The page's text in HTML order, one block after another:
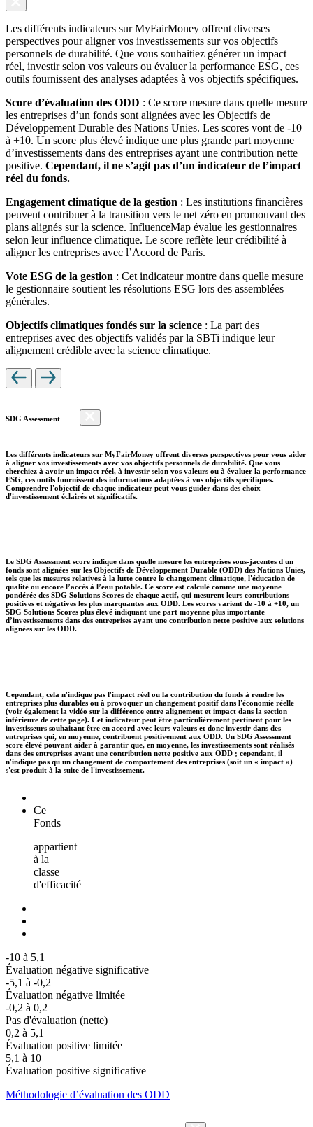
Les différents indicateurs sur MyFairMoney offrent diverses
perspectives pour aligner vos investissements sur vos objectifs
personnels de durabilité. Que vous souhaitiez générer un impact
réel, investir selon vos valeurs ou évaluer la performance ESG, ces
outils fournissent des analyses adaptées à vos objectifs spécifiques.
Score d’évaluation des ODD : Ce score mesure dans quelle mesure
les entreprises d’un fonds sont alignées avec les Objectifs de
Développement Durable des Nations Unies. Les scores vont de -10
à +10. Un score plus élevé indique une plus grande part moyenne
d’investissements dans des entreprises ayant une contribution nette
positive. Cependant, il ne s’agit pas d’un indicateur de l’impact
réel du fonds.
Engagement climatique de la gestion : Les institutions financières
peuvent contribuer à la transition vers le net zéro en promouvant des
plans alignés sur la science. InfluenceMap évalue les gestionnaires
selon leur influence climatique. Le score reflète leur crédibilité à
aligner les entreprises avec l’Accord de Paris.
Vote ESG de la gestion : Cet indicateur montre dans quelle mesure
le gestionnaire soutient les résolutions ESG lors des assemblées
générales.
Objectifs climatiques fondés sur la science : La part des
entreprises avec des objectifs validés par la SBTi indique leur
alignement crédible avec la science climatique.
SDG Assessment
Les différents indicateurs sur MyFairMoney offrent diverses perspectives pour vous aider
à aligner vos investissements avec vos objectifs personnels de durabilité. Que vous
cherchiez à avoir un impact réel, à investir selon vos valeurs ou à évaluer la performance
ESG, ces outils fournissent des informations adaptées à vos objectifs spécifiques.
Comprendre l'objectif de chaque indicateur peut vous guider dans des choix
d'investissement éclairés et significatifs.
Le SDG Assessment score indique dans quelle mesure les entreprises sous-jacentes d'un
fonds sont alignées sur les Objectifs de Développement Durable (ODD) des Nations Unies,
tels que les mesures relatives à la lutte contre le changement climatique, l'éducation de
qualité ou encore l’accès à l’eau potable. Ce score est calculé comme une moyenne
pondérée des SDG Solutions Scores de chaque actif, qui mesurent leurs contributions
positives et négatives les plus marquantes aux ODD. Les scores varient de -10 à +10, un
SDG Solutions Scores plus élevé indiquant une part moyenne plus importante
d’investissements dans des entreprises ayant une contribution nette positive aux solutions
alignées sur les ODD.
Cependant, cela n'indique pas l'impact réel ou la contribution du fonds à rendre les
entreprises plus durables ou à provoquer un changement positif dans l'économie réelle
(voir également la vidéo sur la différence entre alignement et impact dans la section
inférieure de cette page). Cet indicateur peut être particulièrement pertinent pour les
investisseurs souhaitant être en accord avec leurs valeurs et donc investir dans des
entreprises qui, en moyenne, contribuent positivement aux ODD. Un SDG Assessment
score élevé pouvant aider à garantir que, en moyenne, les investissements sont réalisés
dans des entreprises ayant une contribution nette positive aux ODD ; cependant, il
n'indique pas qu'un changement de comportement des entreprises (soit un « impact »)
s'est produit à la suite de l'investissement.
Ce
Fonds
appartient
à la
classe
d'efficacité
-10 à 5,1
Évaluation négative significative
-5,1 à -0,2
Évaluation négative limitée
-0,2 à 0,2
Pas d'évaluation (nette)
0,2 à 5,1
Évaluation positive limitée
5,1 à 10
Évaluation positive significative
Méthodologie d’évaluation des ODD